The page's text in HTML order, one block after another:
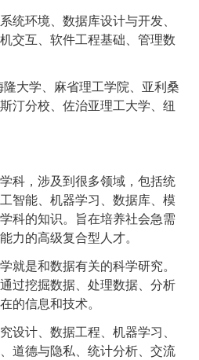
环境、数据库设计与开发、
交互、软件工程基础、管理数
大学、麻省理工学院、亚利桑
汀分校、佐治亚理工大学、纽
，涉及到很多领域，包括统
智能、机器学习、数据库、模
科的知识。旨在培养社会急需
力的高级复合型人才。
是和数据有关的科学研究。
过挖掘数据、处理数据、分析
的信息和技术。
计、数据工程、机器学习、
道德与隐私、统计分析、交流